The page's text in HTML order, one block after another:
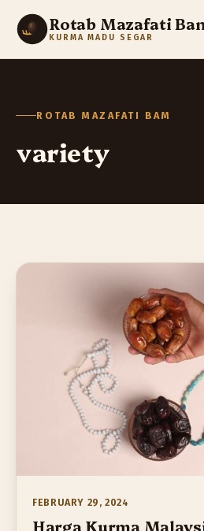
Rotab Mazafati
KURMA MADU SEGAR
ROTAB MAZAFATI BAM
variety
FEBRUARY 29, 2024
Harga Kurma